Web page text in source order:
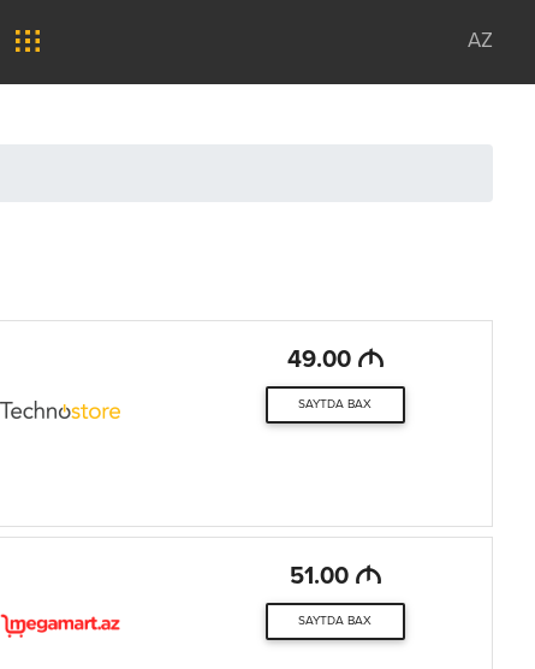
AZ
49.00 M
SAYTDA BAX
51.00 M
SAYTDA BAX